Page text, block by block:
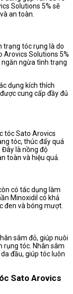
Solutions 5% sẽ
an toàn.
trạng tóc rụng là do
Arovics Solutions 5%
ngừa tình trạng
dụng kích thích
cung cấp đầy đủ
tóc Sato Arovics
tóc, thúc đẩy quá
là nồng độ
toàn và hiệu quả.
có tác dụng làm
Minoxidil có khả
đen và bóng mượt.
sâm đỏ, giúp nuôi
rụng tóc. Nhân sâm
đầu, giúp tóc luôn
Sato Arovics